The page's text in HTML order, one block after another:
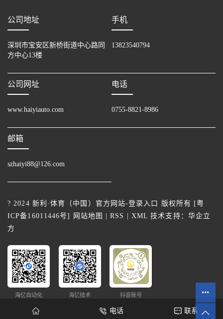
公司地址
深圳市宝安区新桥街道中心路同
方中心13楼
手机
13823540794
公司网址
www.haiyiauto.com
电话
0755-8821-8986
邮箱
szhaiyi88@126.com
? 2024 新利·体育（中国）官方网站-登录入口 版权所有 [粤
ICP备16011446号] 网站地图 |RSS | XML 技术支持： 华企立
方
海亿自动化 海亿技术 抖音账号
电话 联系